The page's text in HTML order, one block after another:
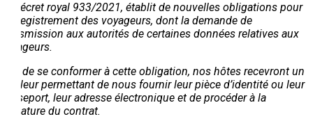
Le décret royal 933/2021, établit de nouvelles obligations pour
l’enregistrement des voyageurs, dont la demande de
transmission aux autorités de certaines données relatives aux
voyageurs.
Afin de se conformer à cette obligation, nos hôtes recevront un
lien leur permettant de nous fournir leur pièce d’identité ou leur
passeport, leur adresse électronique et de procéder à la
signature du contrat.